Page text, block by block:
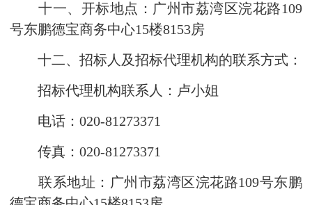
十一、开标地点：广州市荔湾区浣花路109
号东鹏德宝商务中心15楼8153房
十二、招标人及招标代理机构的联系方式：
招标代理机构联系人：卢小姐
电话：020-81273371
传真：020-81273371
联系地址：广州市荔湾区浣花路109号东鹏